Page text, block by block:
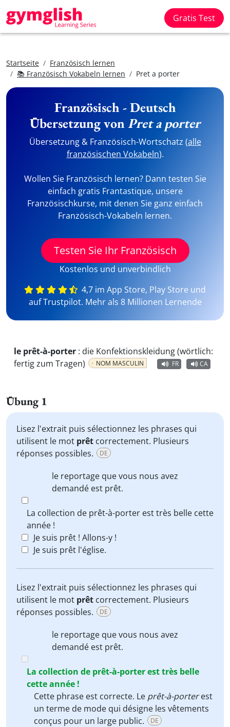
Gratis Test
Startseite
Französisch lernen
📚 Französisch Vokabeln lernen
Pret a porter
Französisch - Deutsch
Übersetzung vonPret a porter
Übersetzung & Französisch-Wortschatz (alle
französischen Vokabeln).
Wollen Sie Französisch lernen? Dann testen Sie
einfach gratis Frantastique, unsere
Französischkurse, mit denen Sie ganz einfach
Französisch-Vokabeln lernen.
Testen Sie Ihr Französisch
Kostenlos und unverbindlich
4,7 im App Store, Play Store und
auf Trustpilot. Mehr als 8 Millionen Lernende
le prêt-à-porter : die Konfektionskleidung (wörtlich:
fertig zum Tragen)
NOM MASCULIN FR CA
Übung 1
Lisez l'extrait puis sélectionnez les phrases qui
utilisent le mot prêt correctement. Plusieurs
réponses possibles.
DE
le reportage que vous nous avez
demandé est prêt.
La collection de prêt-à-porter est très belle cette
année !
Je suis prêt ! Allons-y !
Je suis prêt l'église.
Lisez l'extrait puis sélectionnez les phrases qui
utilisent le mot prêt correctement. Plusieurs
réponses possibles.
DE
le reportage que vous nous avez
demandé est prêt.
La collection de prêt-à-porter est très belle
cette année !
Cette phrase est correcte. Le prêt-à-porterest
un terme de mode qui désigne les vêtements
conçus pour un large public.
DE